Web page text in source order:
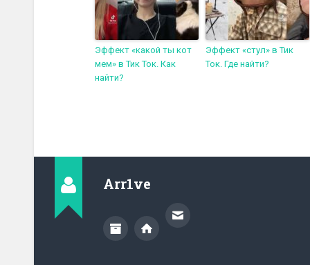
Эффект «какой ты кот
мем» в Тик Ток. Как
найти?
Эффект «стул» в Тик
Ток. Где найти?
Arr1ve